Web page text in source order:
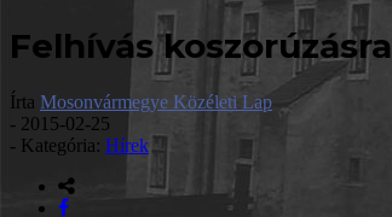
Felhívás koszorúzásra
Írta Mosonvármegye Közéleti Lap
- 2015-02-25
- Kategória: Hírek